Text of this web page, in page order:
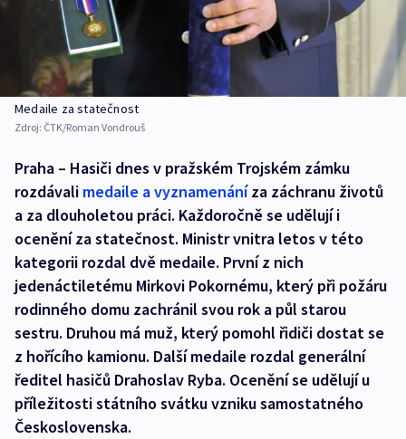
Medaile za statečnost
Zdroj: ČTK/Roman Vondrouš
Praha – Hasiči dnes v pražském Trojském zámku
rozdávali medaile a vyznamenáníza záchranu životů
a za dlouholetou práci. Každoročně se udělují i
ocenění za statečnost. Ministr vnitra letos v této
kategorii rozdal dvě medaile. První z nich
jedenáctiletému Mirkovi Pokornému, který při požáru
rodinného domu zachránil svou rok a půl starou
sestru. Druhou má muž, který pomohl řidiči dostat se
z hořícího kamionu. Další medaile rozdal generální
ředitel hasičů Drahoslav Ryba. Ocenění se udělují u
příležitosti státního svátku vzniku samostatného
Československa.